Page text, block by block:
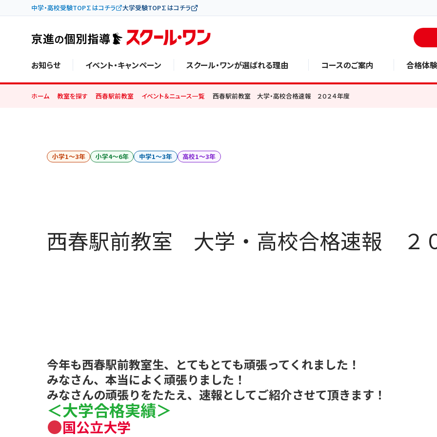
中学・高校受験TOP∑はコチラ 大学受験TOP∑はコチラ
お知らせ イベント・キャンペーン スクール・ワンが選ばれる理由 コースのご案内 合格体
ホーム 教室を探す 西春駅前教室 イベント＆ニュース一覧 西春駅前教室 大学・高校合格速報 ２０２４年度
小学1〜3年 小学4〜6年 中学1〜3年 高校1〜3年
西春駅前教室 大学・高校合格速報 ２
今年も西春駅前教室生、とてもとても頑張ってくれました！
みなさん、本当によく頑張りました！
みなさんの頑張りをたたえ、速報としてご紹介させて頂きます！
＜大学合格実績＞
国公立大学